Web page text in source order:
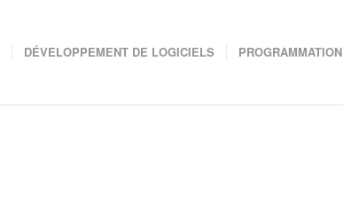
DÉVELOPPEMENT DE LOGICIELS PROGRAMMATION